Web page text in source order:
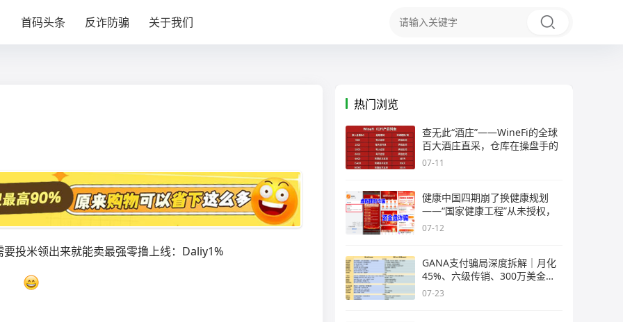
首码头条 反诈防骗 关于我们
要投米领出来就能卖最强零撸上线：Daliy1%
热门浏览
查无此“酒庄”——WineFi的全球
百大酒庄直采，仓库在操盘手的
07-11
健康中国四期崩了换健康规划
——“国家健康工程”从未授权，
07-12
GANA支付骗局深度拆解｜月化
45%、六级传销、300万美金窟
窿，拉菲
07-23